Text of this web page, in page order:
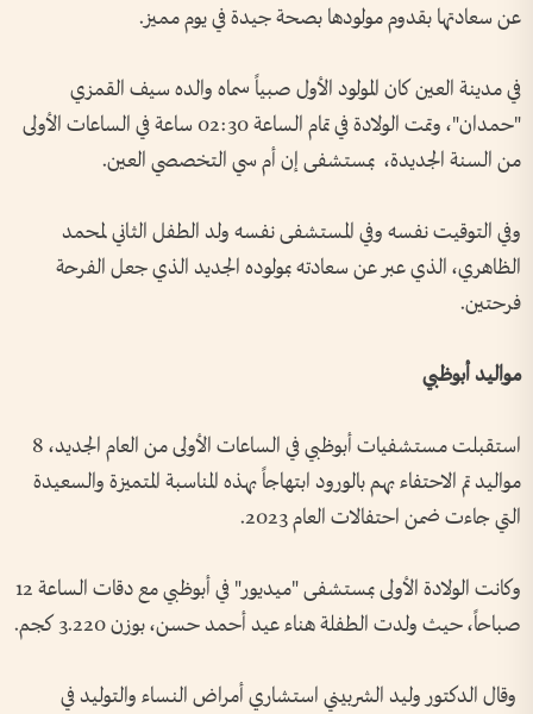
عن سعادتها بقدوم مولودها بصحة جيدة في يوم مميز.
في مدينة العين كان المولود الأول صبياً سماه والده سيف القمزي
"حمدان"، وتمت الولادة في تمام الساعة 02:30 ساعة في الساعات الأولى
من السنة الجديدة، بمستشفى إن أم سي التخصصي العين.
وفي التوقيت نفسه وفي المستشفى نفسه ولد الطفل الثاني لمحمد
الظاهري، الذي عبر عن سعادته بمولوده الجديد الذي جعل الفرحة
فرحتين.
مواليد أبوظبي
استقبلت مستشفيات أبوظبي في الساعات الأولى من العام الجديد، 8
مواليد تم الاحتفاء بهم بالورود ابتهاجاً بهذه المناسبة المتميزة والسعيدة
التي جاءت ضمن احتفالات العام 2023.
وكانت الولادة الأولى بمستشفى "ميديور" في أبوظبي مع دقات الساعة 12
صباحاً، حيث ولدت الطفلة هناء عيد أحمد حسن، بوزن 3.220 كجم.
وقال الدكتور وليد الشربيني استشاري أمراض النساء والتوليد في